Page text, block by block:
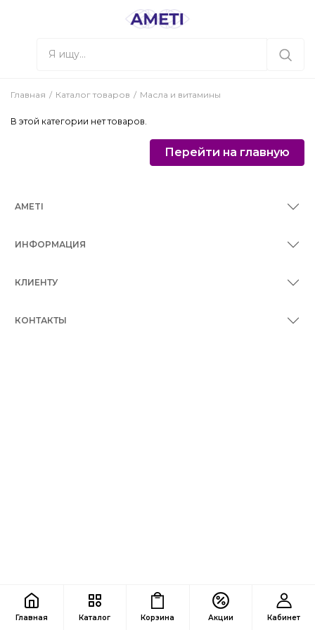
Главная Каталог Корзина Акции Кабинет
Главная Каталог товаров Масла и витамины
В этой категории нет товаров.
Перейти на главную
AMETI
ИНФОРМАЦИЯ
КЛИЕНТУ
КОНТАКТЫ